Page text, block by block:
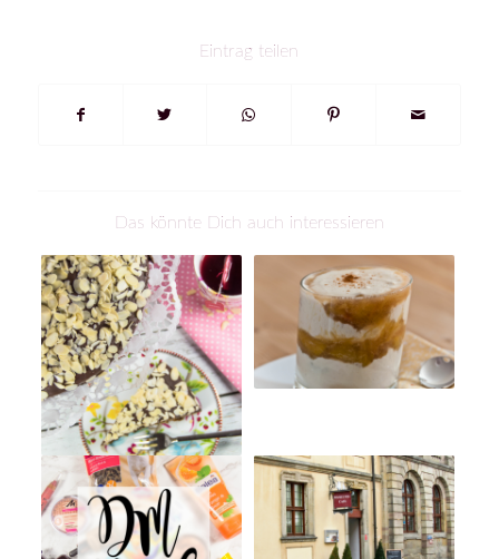
Eintrag teilen
Das könnte Dich auch interessieren